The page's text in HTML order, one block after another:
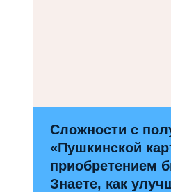
Сложности с
«Пушкинской
приобретением
Знаете, как